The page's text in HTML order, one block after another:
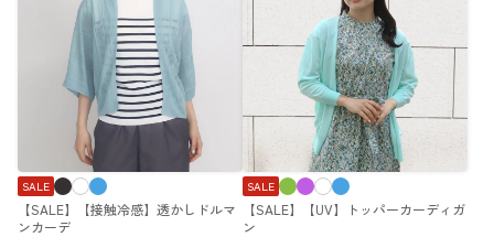
【SALE】【接触冷感】透かしドルマ
ンカーデ
SALE
【SALE】【UV】トッパーカーディガ
ン
SALE